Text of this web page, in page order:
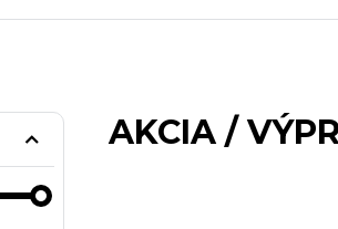
AKCIA /